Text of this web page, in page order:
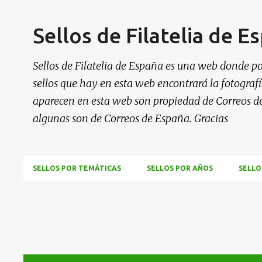
Sellos de Filatelia de
Sellos de Filatelia de España es una web donde
sellos que hay en esta web encontrará la
aparecen en esta web son propiedad de Correos
algunas son de Correos de España. Gracias
SELLOS POR TEMÁTICAS SELLOS POR AÑOS